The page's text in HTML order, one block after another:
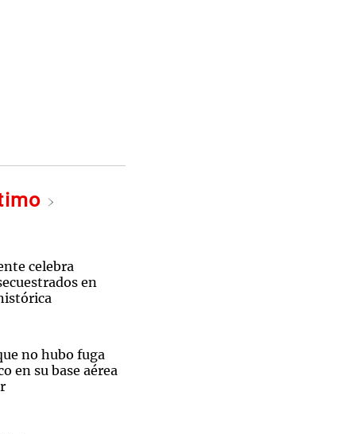
celebra
en
no hubo fuga
en su base aérea